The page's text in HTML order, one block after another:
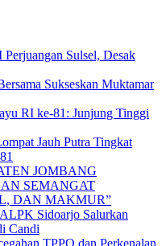
Sulsel, Desak
Sukseskan Muktamar
RI ke-81: Junjung Tinggi
Jauh Putra Tingkat
JOMBANG
SEMANGAT
DAN MAKMUR”
Sidoarjo Salurkan
Candi